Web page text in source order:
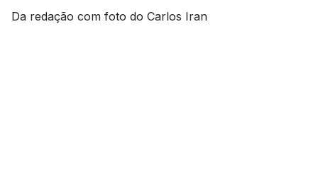
Da redação com foto do Carlos Iran